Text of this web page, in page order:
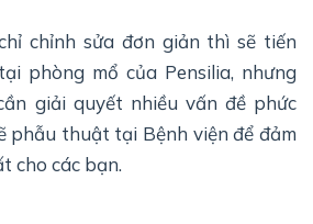
chỉnh sửa đơn giản thì sẽ tiến
phòng mổ của Pensilia, nhưng
giải quyết nhiều vấn đề phức
phẫu thuật tại Bệnh viện để đảm
cho các bạn.